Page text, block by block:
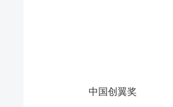
中国创翼奖